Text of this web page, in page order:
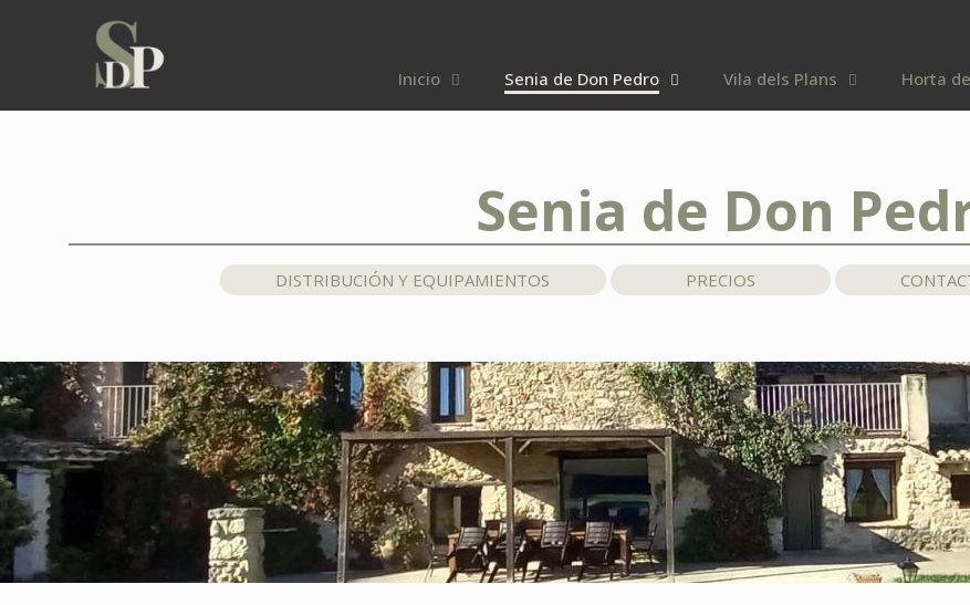
Inicio Senia de Don Pedro Vila dels Plans Horta
Senia de Don
DISTRIBUCIÓN Y EQUIPAMIENTOS PRECIOS